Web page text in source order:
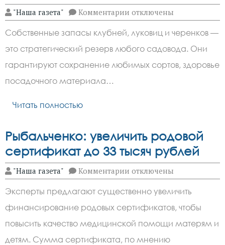
"Наша газета" Комментарии к
записи
сохранить
посадочный
материал
до
весны
отключены
Собственные запасы клубней, луковиц и черенков —
это стратегический резерв любого садовода. Они
гарантируют сохранение любимых сортов, здоровье
посадочного материала…
Читать полностью
Рыбальченко: увеличить родовой
сертификат до 33 тысяч рублей
"Наша газета" Комментарии к
записи
увеличить
родовой
сертификат
до
33
тысяч
отключены
Эксперты предлагают существенно увеличить
финансирование родовых сертификатов, чтобы
повысить качество медицинской помощи матерям и
детям. Сумма сертификата, по мнению